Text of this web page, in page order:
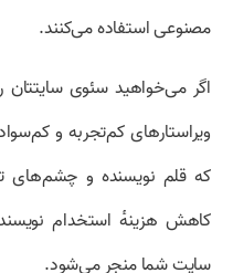
مصنوعی استفاده می‌کنند.
اگر می‌خواهید سئوی سایتتان
ویراستار‌های کم‌تجربه و
که قلم نویسنده و چشم‌های
کاهش هزینهٔ استخدام
سایت شما منجر می‌شود.